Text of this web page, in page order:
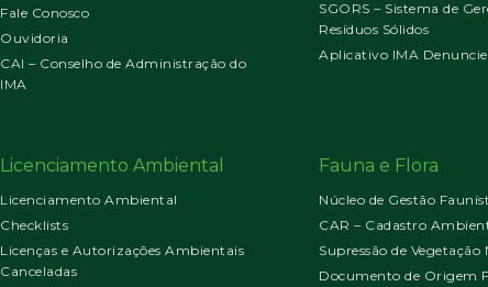
Fale Conosco
Ouvidoria
CAI – Conselho de Administração do
IMA
SGORS – Sistema de
Resíduos Sólidos
Aplicativo IMA Denuncie
Licenciamento Ambiental
Licenciamento Ambiental
Checklists
Licenças e Autorizações Ambientais
Canceladas
Fauna e Flora
Núcleo de Gestão
CAR – Cadastro
Supressão de Vegetação
Documento de Origem